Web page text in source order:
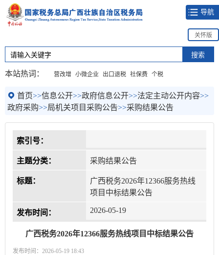
导航
关怀版
本站热词： 营改增 小微企业 出口退税 社保费 个税
首页>>信息公开>>政府信息公开>>法定主动公开内容>>
政府采购>>局机关项目采购公告>>采购结果公告
索引号：
主题分类： 采购结果公告
标题：
广西税务2026年12366服务热线
项目中标结果公告
发布时间： 2026-05-19
广西税务2026年12366服务热线项目中标结果公告
发布时间：2026-05-19 18:43